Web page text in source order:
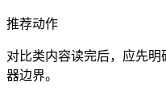
推荐动作
对比类内容读完后，应先
器边界。